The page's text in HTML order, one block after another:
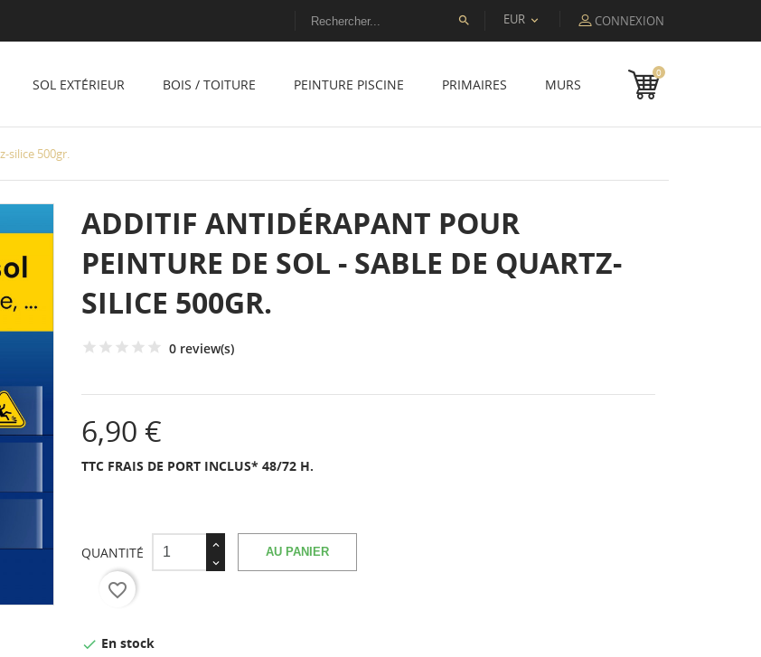
 EUR  CONNEXION
SOL EXTÉRIEUR BOIS / TOITURE PEINTURE PISCINE PRIMAIRES MURS
0
silice 500gr.
ADDITIF ANTIDÉRAPANT POUR
PEINTURE DE SOL - SABLE DE QUARTZ-
SILICE 500GR.
0 review(s)
6,90 €
TTC FRAIS DE PORT INCLUS* 48/72 H.
QUANTITÉ AU PANIER
favorite_border
 En stock